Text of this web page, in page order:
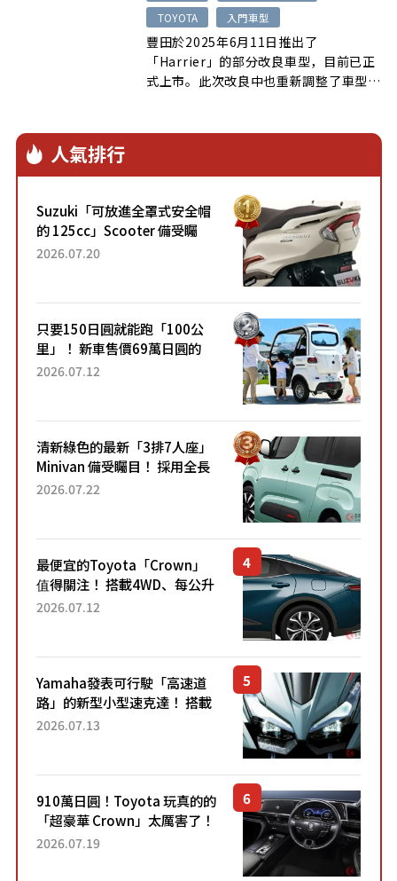
TOYOTA
入門車型
豐田於2025年6月11日推出了
「Harrier」的部分改良車型，目前已正
式上市。此次改良中也重新調整了車型等
人氣排行
Suzuki「可放進全罩式安全帽
的 125cc」Scooter 備受矚
目！採用全新流線設計與各項
2026.07.20
只要150日圓就能跑「100公
里」！ 新車售價69萬日圓的
「3人座」Trike大受歡迎！ 順
2026.07.12
清新綠色的最新「3排7人座」
Minivan 備受矚目！ 採用全長
4.7公尺剛剛好的車身尺寸與
2026.07.22
最便宜的Toyota「Crown」
值得關注！ 搭載4WD、每公升
22.4公里低油耗表現超亮眼！
2026.07.12
Yamaha發表可行駛「高速道
路」的新型小型速克達！ 搭載
能享受超強勁「渦輪感」的動
2026.07.13
910萬日圓！Toyota 玩真的的
「超豪華 Crown」太厲害了！
採用由「匠人技藝」打造的
2026.07.19